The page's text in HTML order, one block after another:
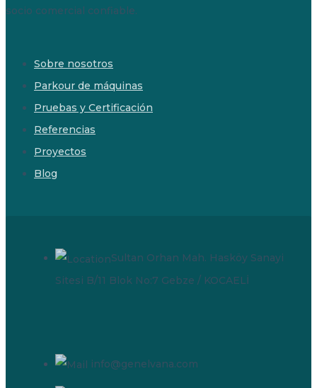
socio comercial confiable.
Sobre nosotros
Parkour de máquinas
Pruebas y Certificación
Referencias
Proyectos
Blog
Sultan Orhan Mah. Hasköy Sanayi
Sitesi B/11 Blok No:7 Gebze / KOCAELİ
info@genelvana.com